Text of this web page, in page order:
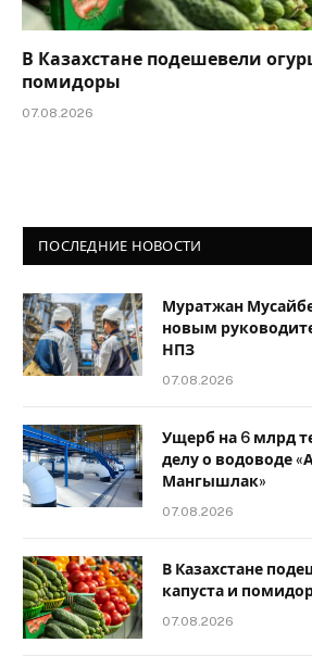
В Казахстане подешевели
помидоры
07.08.2026
ПОСЛЕДНИЕ НОВОСТИ
Муратжан
новым
НПЗ
07.08.2026
Ущерб на 6 млрд
делу о водоводе
Мангышлак»
07.08.2026
В Казахстане
капуста и
07.08.2026